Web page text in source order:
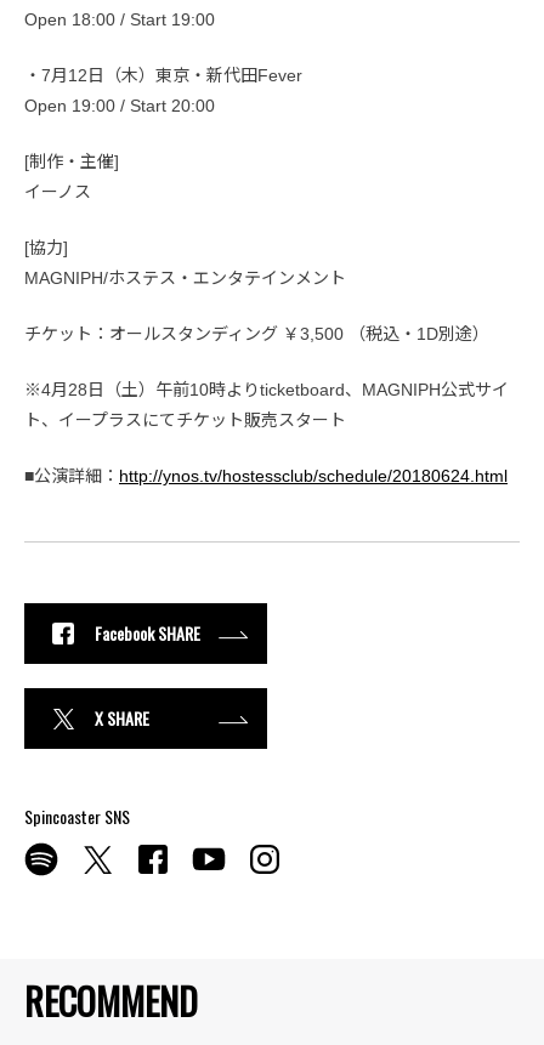
RECOMMEND
Open 18:00 / Start 19:00
・7月12日（木）東京・新代田Fever
Open 19:00 / Start 20:00
[制作・主催]
イーノス
[協力]
MAGNIPH/ホステス・エンタテインメント
チケット：オールスタンディング ￥3,500 （税込・1D別途）
※4月28日（土）午前10時よりticketboard、MAGNIPH公式サイ
ト、イープラスにてチケット販売スタート
■公演詳細： http://ynos.tv/hostessclub/schedule/20180624.html
Facebook SHARE
X SHARE
Spincoaster SNS